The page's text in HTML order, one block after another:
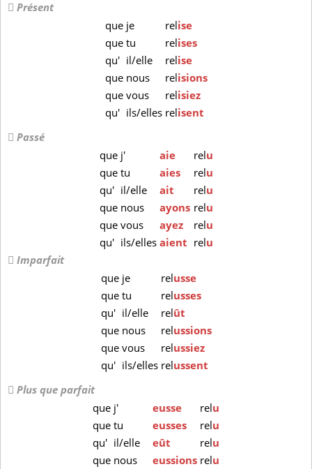
Présent
que je relise
que tu relises
qu' il/elle relise
que nous relisions
que vous relisiez
qu' ils/elles relisent
Passé
que j' aie relu
que tu aies relu
qu' il/elle ait relu
que nous ayons relu
que vous ayez relu
qu' ils/elles aient relu
Imparfait
que je relusse
que tu relusses
qu' il/elle relût
que nous relussions
que vous relussiez
qu' ils/elles relussent
Plus que parfait
que j' eusse relu
quetu eusses relu
qu' il/elle eût relu
que nous eussions relu